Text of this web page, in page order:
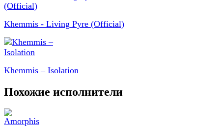
Khemmis - Living Pyre (Official)
Khemmis – Isolation
Похожие исполнители